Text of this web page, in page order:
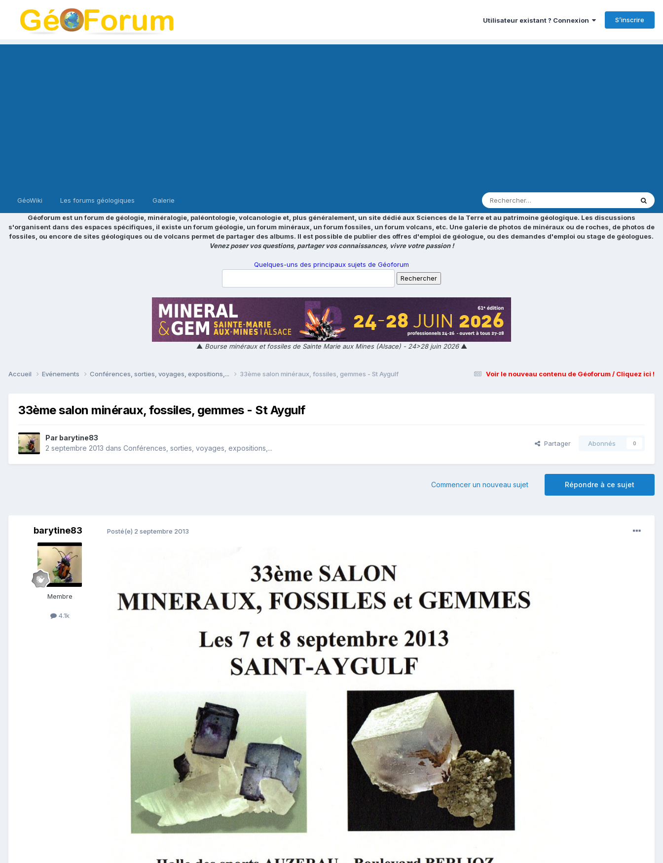
Utilisateur existant ? Connexion S’inscrire
GéoWiki Les forums géologiques Galerie
Géoforum est un forum de géologie, minéralogie, paléontologie, volcanologie et, plus généralement, un site dédié aux Sciences de la Terre et au patrimoine géologique. Les discussions
s'organisent dans des espaces spécifiques, il existe un forum géologie, un forum minéraux, un forum fossiles, un forum volcans, etc. Une galerie de photos de minéraux ou de roches, de photos de
fossiles, ou encore de sites géologiques ou de volcans permet de partager des albums. Il est possible de publier des offres d'emploi de géologue, ou des demandes d'emploi ou stage de géologues.
Venez poser vos questions, partager vos connaissances, vivre votre passion !
Quelques-uns des principaux sujets de Géoforum
▲ Bourse minéraux et fossiles de Sainte Marie aux Mines (Alsace) - 24>28 juin 2026▲
Voir le nouveau contenu de Géoforum / Cliquez ici !
Accueil Evénements Conférences, sorties, voyages, expositions,... 33ème salon minéraux, fossiles, gemmes - St Aygulf
33ème salon minéraux, fossiles, gemmes - St Aygulf
Par barytine83
2 septembre 2013 dans Conférences, sorties, voyages, expositions,...
Partager Abonnés 0
Répondre à ce sujet
Commencer un nouveau sujet
barytine83
Membre
4.1k
Posté(e) 2 septembre 2013